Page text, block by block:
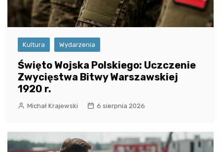
Kultura Wydarzenia
Święto Wojska Polskiego: Uczczenie
Zwycięstwa Bitwy Warszawskiej
1920 r.
Michał Krajewski 6 sierpnia 2026